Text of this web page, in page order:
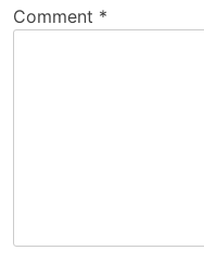
Comment *